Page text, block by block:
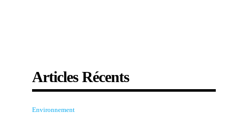
Articles Récents
Environnement